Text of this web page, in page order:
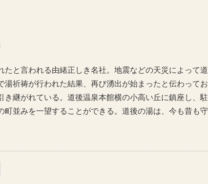
と言われる由緒正しき名社。地震などの天災によって道
祈祷が行われた結果、再び湧出が始まったと伝わってお
き継がれている。道後温泉本館横の小高い丘に鎮座し、駐
並みを一望することができる。道後の湯は、今も昔も守